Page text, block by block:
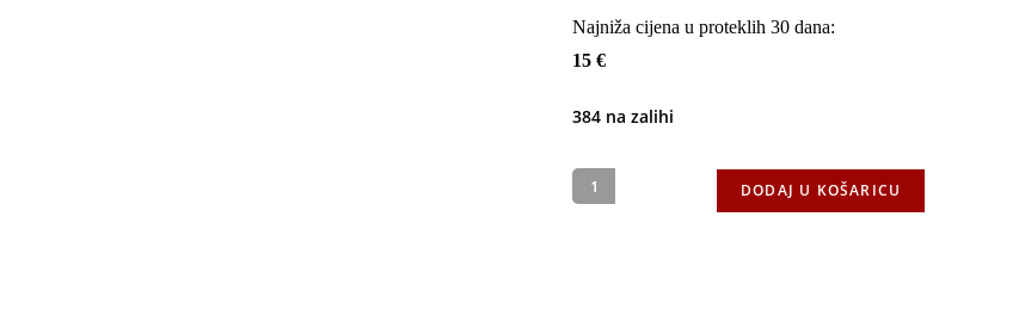
Najniža cijena u proteklih 30 dana:
15 €
384 na zalihi
DODAJ U KOŠARICU